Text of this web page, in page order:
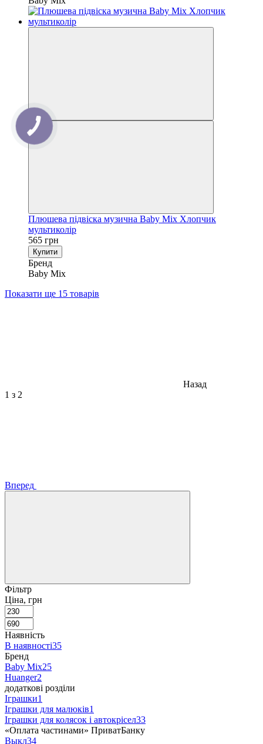
Плюшева підвіска музична Baby Mix Хлопчик
мультиколір
565 грн
Купити
Бренд
Baby Mix
Показати ще 15 товарів
Назад
1 з 2
Вперед
Фільтр
Ціна, грн
Наявність
В наявності35
Бренд
Baby Mix25
Huanger2
додаткові розділи
Іграшки1
Іграшки для малюків1
Іграшки для колясок і автокрісел33
«Оплата частинами» ПриватБанку
Выкл34